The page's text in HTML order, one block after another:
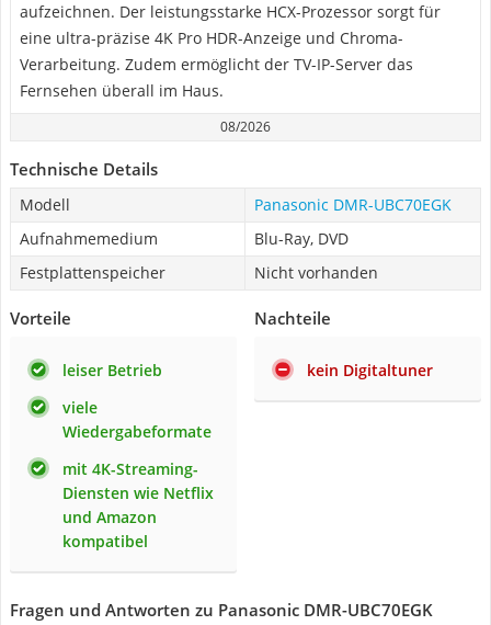
aufzeichnen. Der leistungsstarke HCX-Prozessor sorgt für
eine ultra-präzise 4K Pro HDR-Anzeige und Chroma-
Verarbeitung. Zudem ermöglicht der TV-IP-Server das
Fernsehen überall im Haus.
08/2026
Technische Details
Modell
Panasonic DMR-UBC70EGK
Aufnahmemedium
Blu-Ray, DVD
Festplattenspeicher
Nicht vorhanden
Vorteile
leiser Betrieb
viele
Wiedergabeformate
mit 4K-Streaming-
Diensten wie Netflix
und Amazon
kompatibel
Nachteile
kein Digitaltuner
Fragen und Antworten zu Panasonic DMR-UBC70EGK